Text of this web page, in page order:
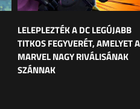
LELEPLEZTÉK A DC LEGÚJABB
TITKOS FEGYVERÉT, AMELYET A
MARVEL NAGY RIVÁLISÁNAK
SZÁNNAK